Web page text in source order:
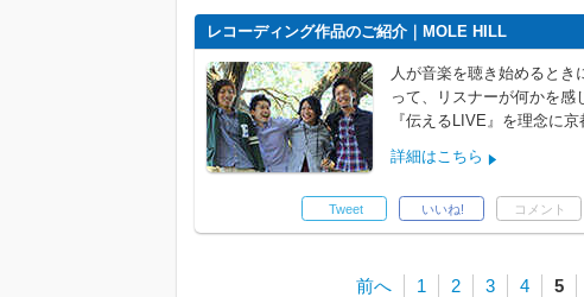
レコーディング作品のご紹介｜MOLE HILL
人が音楽を聴き始めるとき
って、リスナーが何かを感
『伝えるLIVE』を理念に
詳細はこちら
Tweet いいね! コメント
前へ 1 2 3 4 5